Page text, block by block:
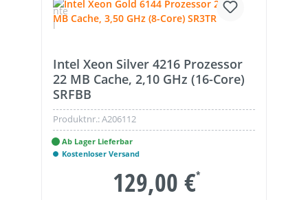
Intel Xeon Silver 4216 Prozessor
22 MB Cache, 2,10 GHz (16-Core)
SRFBB
Produktnr.:A206112
Ab Lager Lieferbar
Kostenloser Versand
129,00 €*